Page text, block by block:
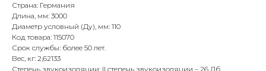
Страна: Германия
Длина, мм: 3000
Диаметр условный (Ду), мм: 110
Код товара: 115070
Срок службы: более 50 лет.
Вес, кг: 2,62133
Степень звукоизоляции: II степень звукоизоляции – 26 Дб